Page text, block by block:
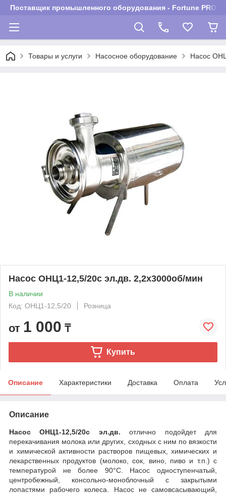
Поставщик промышленного оборудования - Fortune PROM
Товары и услуги Насосное оборудование Насос
Насос ОНЦ1-12,5/20с эл.дв. 2,2х3000об/мин
В наличии
Код: ОНЦ1-12,5/20
Розница
от 1 000 ₸
Купить
Описание Характеристики Доставка Оплата
Описание
Насос ОНЦ1-12,5/20с эл.дв.отлично подойдет для
перекачивания молока или других, сходных с ним по вязкости
и химической активности растворов пищевых, химических и
лекарственных продуктов (молоко, сок, вино, пиво и т.п.) с
температурой не более 90°С. Насос одноступенчатый,
центробежный, консольно-моноблочный с закрытыми
лопастями рабочего колеса. Насос не самовсасывающий,